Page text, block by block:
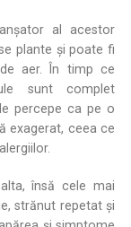
al acestor
plante și poate fi
aer. În timp ce
sunt complet
percepe ca pe o
exagerat, ceea ce
însă cele mai
strănut repetat și